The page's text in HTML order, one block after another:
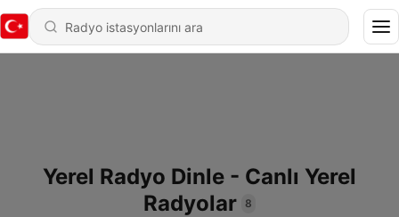
Yerel Radyo Dinle - Canlı Yerel
Radyolar
8